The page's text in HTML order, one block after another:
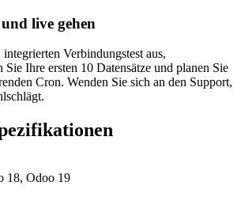
live gehen
Verbindungstest aus,
Sie Ihre ersten 10 Datensätze und planen Sie
Cron. Wenden Sie sich an den Support,
18, Odoo 19